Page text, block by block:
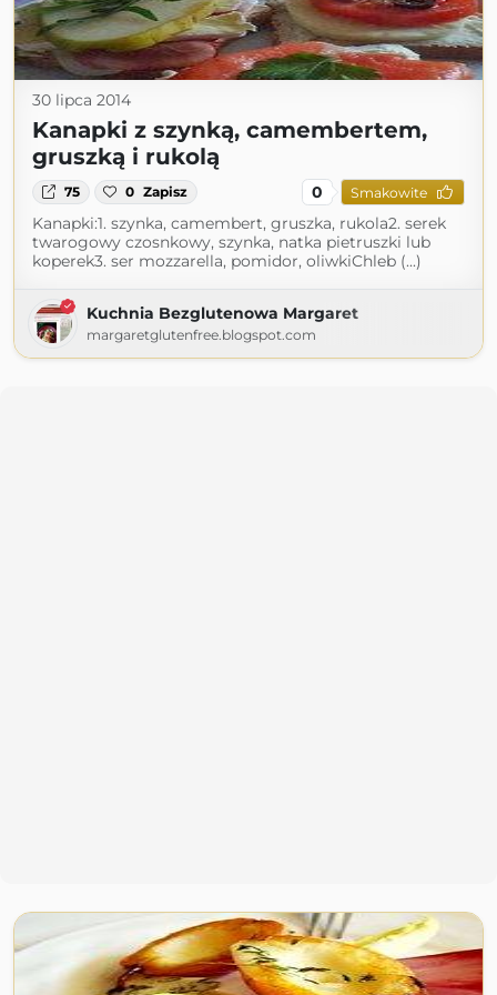
30 lipca 2014
Kanapki z szynką, camembertem,
gruszką i rukolą
75 0 Zapisz 0 Smakowite
Kanapki:1. szynka, camembert, gruszka, rukola2. serek
twarogowy czosnkowy, szynka, natka pietruszki lub
koperek3. ser mozzarella, pomidor, oliwkiChleb (...)
Kuchnia Bezglutenowa Margaret
margaretglutenfree.blogspot.com